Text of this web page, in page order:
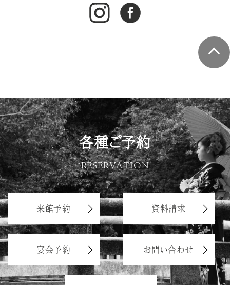
各種ご予約
RESERVATION
来館予約 資料請求
宴会予約 お問い合わせ